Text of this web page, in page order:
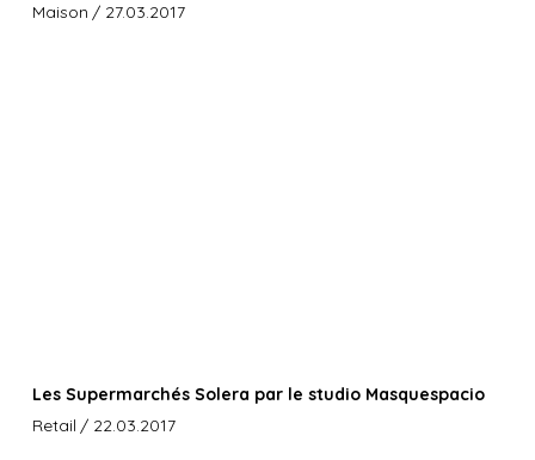
Maison / 27.03.2017
Les Supermarchés Solera par le studio Masquespacio
Retail / 22.03.2017